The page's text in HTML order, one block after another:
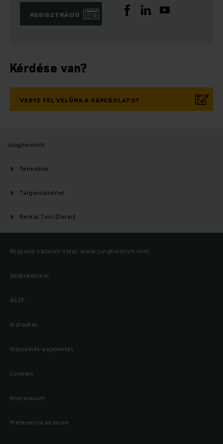
REGISZTRÁCIÓ
Kérdése van?
VEGYE FEL VELÜNK A KAPCSOLATOT
Jungheinrich
Termékek
Targoncabérlet
Rental Tool (Detail)
Központi vállalati oldal: www.jungheinrich.com
Adatvédelem
ÁSZF
Biztosítás
Visszaélés-bejelentés
Cookies
Impresszum
Preferencia központ